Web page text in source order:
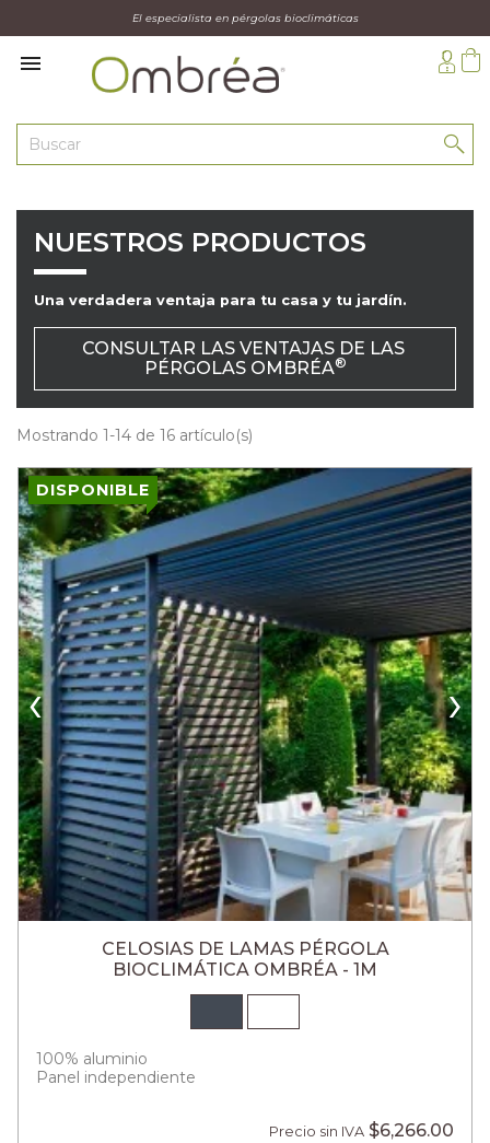
El especialista en pérgolas bioclimáticas

NUESTROS PRODUCTOS
Una verdadera ventaja para tu casa y tu jardín.
CONSULTAR LAS VENTAJAS DE LAS
PÉRGOLAS OMBRÉA®
Mostrando 1-14 de 16 artículo(s)
DISPONIBLE
‹ ›
CELOSIAS DE LAMAS PÉRGOLA
BIOCLIMÁTICA OMBRÉA - 1M
100% aluminio
Panel independiente
Precio sin IVA $6,266.00